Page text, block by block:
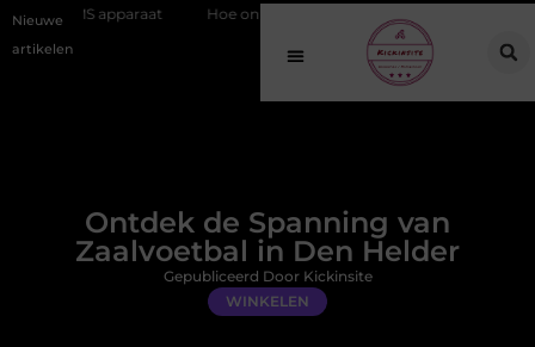
Nieuwe
artikelen
Hoe online vindbaarheid verandert in 2026
Ontdek de Spanning van
Zaalvoetbal in Den Helder
WINKELEN
Gepubliceerd Door Kickinsite